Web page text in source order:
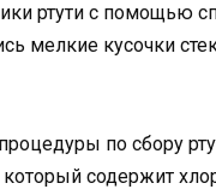
ртути с помощью
мелкие кусочки
по сбору
который содержит